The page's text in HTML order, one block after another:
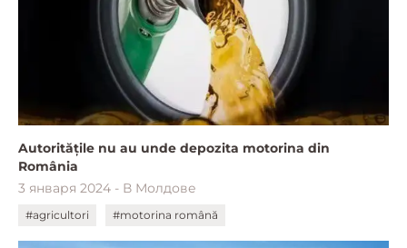
Autoritățile nu au unde depozita motorina din
România
3 января 2024 - В Молдове
#agricultori #motorina română